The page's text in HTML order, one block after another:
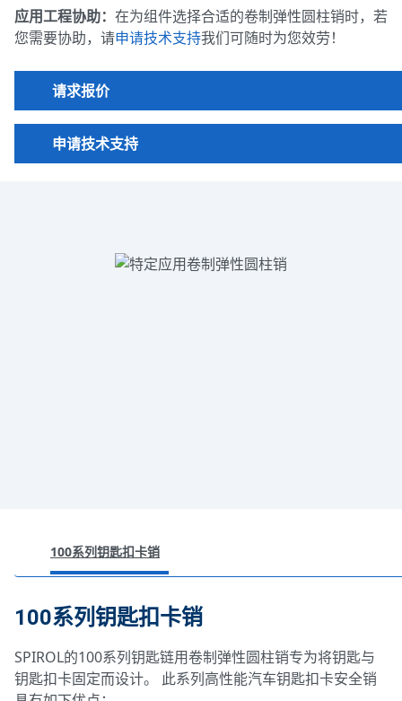
应用工程协助： 在为组件选择合适的卷制弹性圆柱销时，若
您需要协助，请申请技术支持我们可随时为您效劳！
请求报价
申请技术支持
100系列钥匙扣卡销
102系列变速器销
550系列化妆盒用卷制圆柱销
880系列卡锁定和弹出夹用销
100系列钥匙扣卡销
SPIROL的100系列钥匙链用卷制弹性圆柱销专为将钥匙与
钥匙扣卡固定而设计。 此系列高性能汽车钥匙扣卡安全销